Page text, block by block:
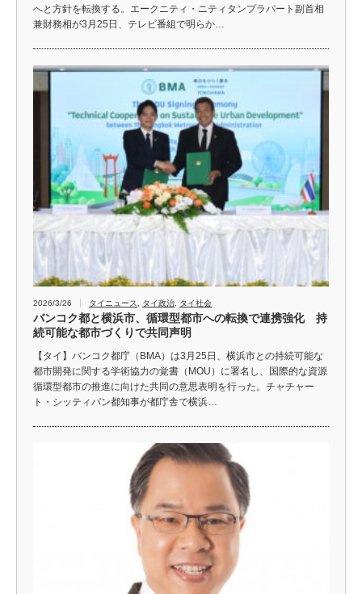
へと方針を転換する。エークニティ・ニティタンプラパート副首相
兼財務相が3月25日、テレビ番組で明らか…
2026/3/26 タイニュース タイ政治 タイ社会
バンコク都と横浜市、循環型都市への転換で連携強化 持
続可能な都市づくりで共同声明
【タイ】バンコク都庁（BMA）は3月25日、横浜市との持続可能な
都市開発に関する学術協力の覚書（MOU）に署名し、国際的な資源
循環型都市の推進に向けた共同の意思表明を行った。チャチャー
ト・シッティパン都知事が都庁舎で横浜…